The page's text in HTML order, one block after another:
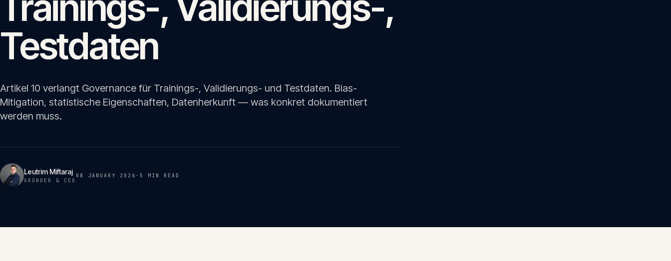
Testdaten
Artikel 10 verlangt Governance für Trainings-, Validierungs- und Testdaten. Bias-
Mitigation, statistische Eigenschaften, Datenherkunft — was konkret dokumentiert
werden muss.
Leutrim Miftaraj
GRÜNDER & CEO
08 JANUARY 2026 · 5 MIN READ